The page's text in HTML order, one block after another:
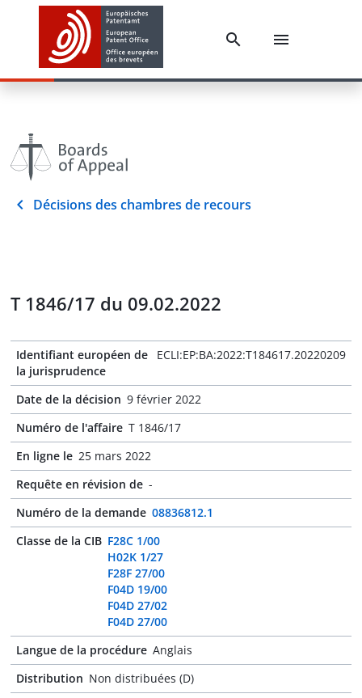
Décisions des chambres de recours
T 1846/17 du 09.02.2022
Identifiant européen de
la jurisprudence
ECLI:EP:BA:2022:T184617.20220209
Date de la décision 9 février 2022
Numéro de l'affaire T 1846/17
En ligne le 25 mars 2022
Requête en révision de -
Numéro de la demande 08836812.1
Classe de la CIB F28C 1/00
H02K 1/27
F28F 27/00
F04D 19/00
F04D 27/02
F04D 27/00
Langue de la procédure Anglais
Distribution Non distribuées (D)